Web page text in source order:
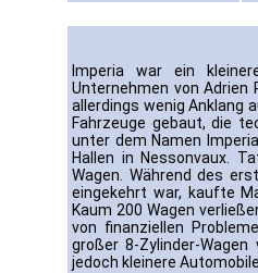
Imperia war ein
Unternehmen von Adrien
allerdings wenig Anklang
Fahrzeuge gebaut, die
unter dem Namen
Hallen in Nessonvaux.
Wagen. Während des
eingekehrt war, kaufte
Kaum 200 Wagen
von finanziellen
großer 8-Zylinder-
jedoch kleinere